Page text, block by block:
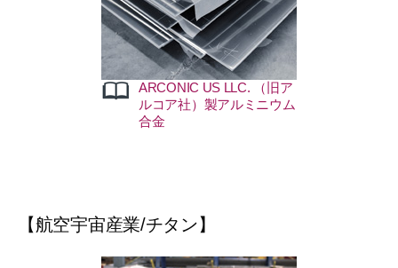
ARCONIC US LLC. （旧ア
ルコア社）製アルミニウム
合金
【航空宇宙産業/チタン】